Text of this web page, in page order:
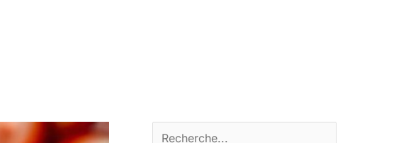
Rechercher